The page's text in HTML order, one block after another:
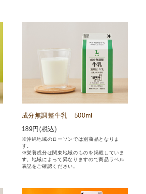
成分無調整牛乳 500ml
189円(税込)
※沖縄地域のローソンでは別商品となりま
す。
※栄養成分は関東地域のものを掲載していま
す。地域によって異なりますので商品ラベル
表記をご確認ください。